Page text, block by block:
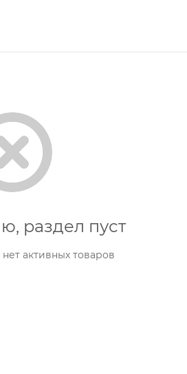
раздел пуст
активных товаров